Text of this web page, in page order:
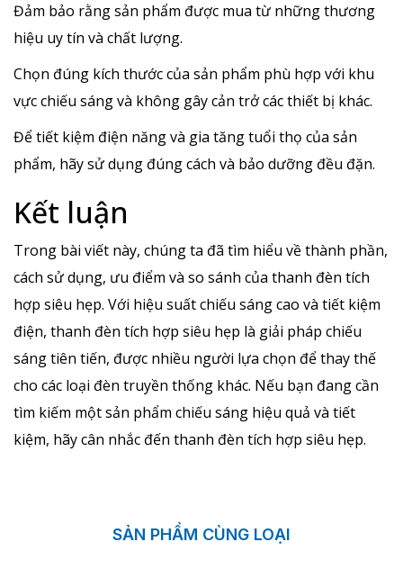
Đảm bảo rằng sản phẩm được mua từ những thương
hiệu uy tín và chất lượng.
Chọn đúng kích thước của sản phẩm phù hợp với khu
vực chiếu sáng và không gây cản trở các thiết bị khác.
Để tiết kiệm điện năng và gia tăng tuổi thọ của sản
phẩm, hãy sử dụng đúng cách và bảo dưỡng đều đặn.
Kết luận
Trong bài viết này, chúng ta đã tìm hiểu về thành phần,
cách sử dụng, ưu điểm và so sánh của thanh đèn tích
hợp siêu hẹp. Với hiệu suất chiếu sáng cao và tiết kiệm
điện, thanh đèn tích hợp siêu hẹp là giải pháp chiếu
sáng tiên tiến, được nhiều người lựa chọn để thay thế
cho các loại đèn truyền thống khác. Nếu bạn đang cần
tìm kiếm một sản phẩm chiếu sáng hiệu quả và tiết
kiệm, hãy cân nhắc đến thanh đèn tích hợp siêu hẹp.
SẢN PHẨM CÙNG LOẠI